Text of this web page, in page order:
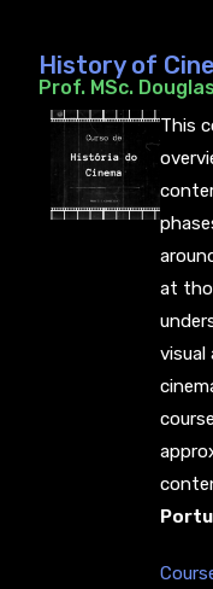
History of
Prof. MSc.
This
at
visual